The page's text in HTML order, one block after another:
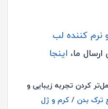
نرم کننده لب
ما، اینجا
کردن تجربه زیبایی و
ترک بدن / کرم و ژل